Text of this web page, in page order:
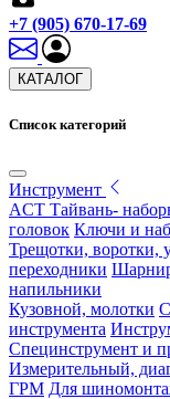
+7 (905) 670-17-69
КАТАЛОГ
Список категорий
Инструмент
ACT Тайвань-
головок Ключи и
Трещотки, воротки,
переходники
напильники
Кузовной, молотки
инструмента
Специнструмент и
Измерительный,
ГРМ Для